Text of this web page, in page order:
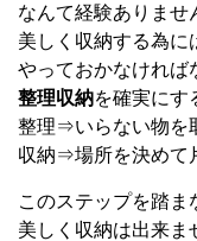
なんて経験ありませ
美しく収納する為に
やっておかなければ
整理収納を確実にす
整理⇒いらない物を
収納⇒場所を決めて
このステップを踏ま
美しく収納は出来ま